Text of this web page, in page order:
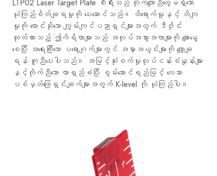
LTP02 Laser Target Plate စီးရီးသည် လိုက်လျောညီထွေမရှိသော
ယုံကြည်စိတ်ချရမှုကို ပေးဆောင်သည်။ ထိရောက်မှုနှင့် တိကျ
မှုကို တောင်းဆိုသော ကျွမ်းကျင်ပညာရှင်များအတွက် ဒီဇိုင်း
ထုတ်ထားသည့် ဤကိရိယာများသည် အလုပ်အသွားအလာများကို ချောမွေ့
စေပြီး အရေးကြီးသော ပရောဂျက်များတွင် အမှားအယွင်းများကို လျှော့ချ
ရန် ကူညီပေးပါသည်။ အမြင့်ဆုံးစက်မှုလုပ်ငန်းစံနှုန်းများ
နှင့်ကိုက်ညီသော တာရှည်ခံပြီး စွမ်းဆောင်ရည်မြင့် လေဆာ
ပစ်မှတ်ဖြေရှင်းချက်များအတွက် K-level ကို ယုံကြည်ပါ။